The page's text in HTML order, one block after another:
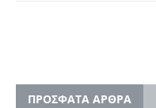
ΠΡΟΣΦΑΤΑ ΑΡΘΡΑ